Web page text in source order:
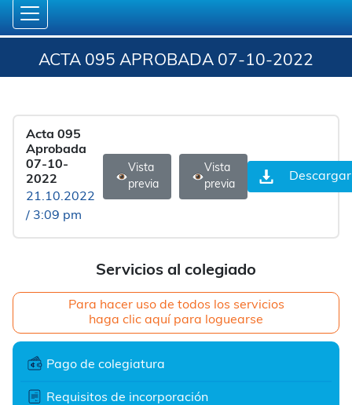
ACTA 095 APROBADA 07-10-2022
Servicios al colegiado
Para hacer uso de todos los servicios
haga clic aquí para loguearse
Pago de colegiatura
Requisitos de incorporación
Acta 095
Aprobada
07-10-
2022
21.10.2022
/ 3:09 pm
Vista
previa
Vista
previa
Descargar